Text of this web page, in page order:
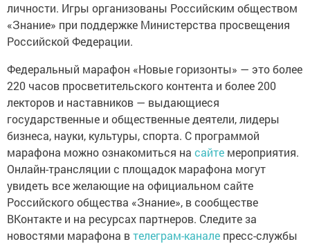
личности. Игры организованы Российским обществом
«Знание» при поддержке Министерства просвещения
Российской Федерации.
Федеральный марафон «Новые горизонты» — это более
220 часов просветительского контента и более 200
лекторов и наставников — выдающиеся
государственные и общественные деятели, лидеры
бизнеса, науки, культуры, спорта. С программой
марафона можно ознакомиться на сайте мероприятия.
Онлайн-трансляции с площадок марафона могут
увидеть все желающие на официальном сайте
Российского общества «Знание», в сообществе
ВКонтакте и на ресурсах партнеров. Следите за
новостями марафона втелеграм-канале пресс-службы